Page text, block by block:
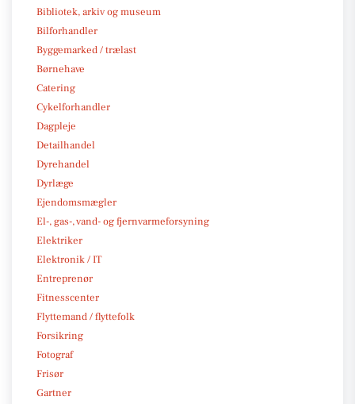
Bibliotek, arkiv og museum
Bilforhandler
Byggemarked / trælast
Børnehave
Catering
Cykelforhandler
Dagpleje
Detailhandel
Dyrehandel
Dyrlæge
Ejendomsmægler
El-, gas-, vand- og fjernvarmeforsyning
Elektriker
Elektronik / IT
Entreprenør
Fitnesscenter
Flyttemand / flyttefolk
Forsikring
Fotograf
Frisør
Gartner